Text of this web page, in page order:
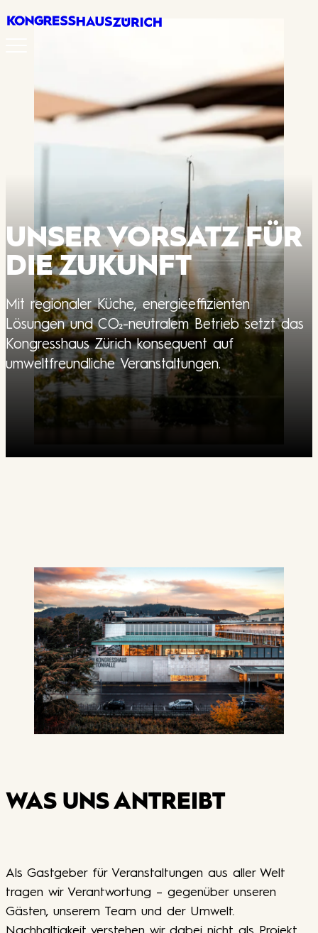
UNSER VORSATZ FÜR
DIE ZUKUNFT
Mit regionaler Küche, energieeffizienten
Lösungen und CO₂-neutralem Betrieb setzt das
Kongresshaus Zürich konsequent auf
umweltfreundliche Veranstaltungen.
WAS UNS ANTREIBT
Als Gastgeber für Veranstaltungen aus aller Welt
tragen wir Verantwortung – gegenüber unseren
Gästen, unserem Team und der Umwelt.
Erleben
Planen
Jobs